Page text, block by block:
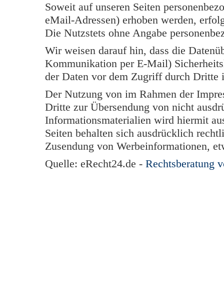
Soweit auf unseren Seiten
eMail-Adressen) erhoben werden,
Die Nutzstets ohne Angabe
Wir weisen darauf hin, dass die
Kommunikation per E-Mail)
der Daten vor dem Zugriff durch Dritte
Der Nutzung von im Rahmen der
Dritte zur Übersendung von nicht
Informationsmaterialien wird hiermit
Seiten behalten sich ausdrücklich
Zusendung von Werbeinformationen,
Quelle: eRecht24.de - Rechtsberatung